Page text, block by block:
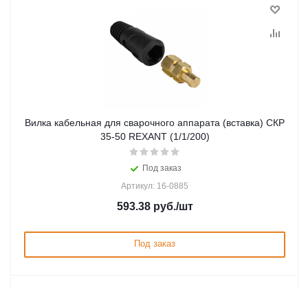
Вилка кабельная для сварочного аппарата (вставка) СКР
35-50 REXANT (1/1/200)
Под заказ
Артикул: 16-0885
593.38руб./шт
Под заказ